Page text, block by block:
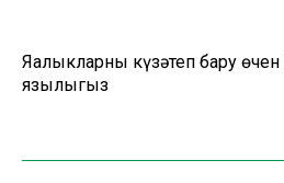
Яңалыкларны күзәтеп бару өчен
язылыгыз